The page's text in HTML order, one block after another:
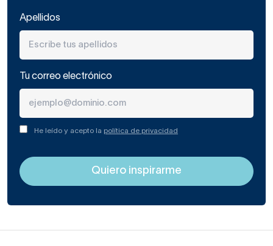
Apellidos
Tu correo electrónico
He leído y acepto la política de privacidad